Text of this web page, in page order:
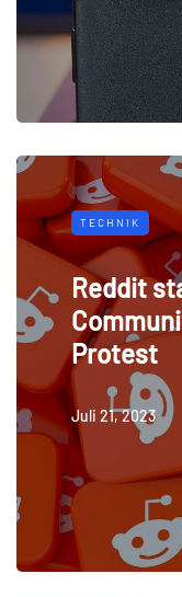
TECHNIK
Reddit
Protest
Juli 21, 2023